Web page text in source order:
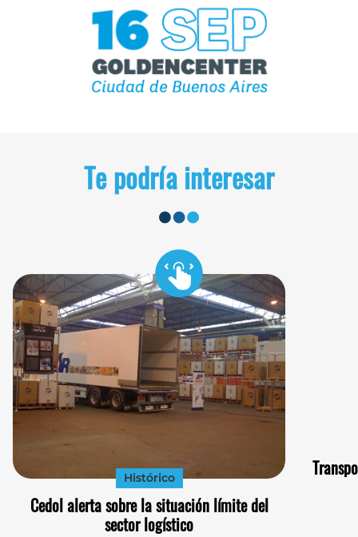
Te podría interesar
Histórico
Cedol alerta sobre la situación límite del
sector logístico